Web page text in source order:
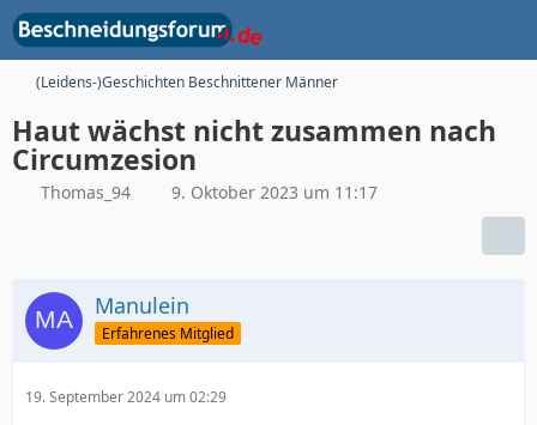
(Leidens-)Geschichten Beschnittener Männer
Haut wächst nicht zusammen nach
Circumzesion
Thomas_94 9. Oktober 2023 um 11:17
Manulein
Erfahrenes Mitglied
19. September 2024 um 02:29